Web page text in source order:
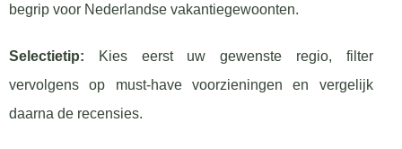
begrip voor Nederlandse vakantiegewoonten.
Selectietip: Kies eerst uw gewenste regio, filter
vervolgens op must-have voorzieningen en vergelijk
daarna de recensies.